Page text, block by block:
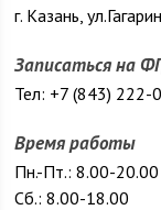
г. Казань,
Записаться на
Тел: +7 (843) 222-
Время работы
Пн.-Пт.: 8.00-20.00
Сб.: 8.00-18.00